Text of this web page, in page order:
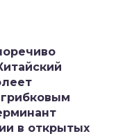
в открытых